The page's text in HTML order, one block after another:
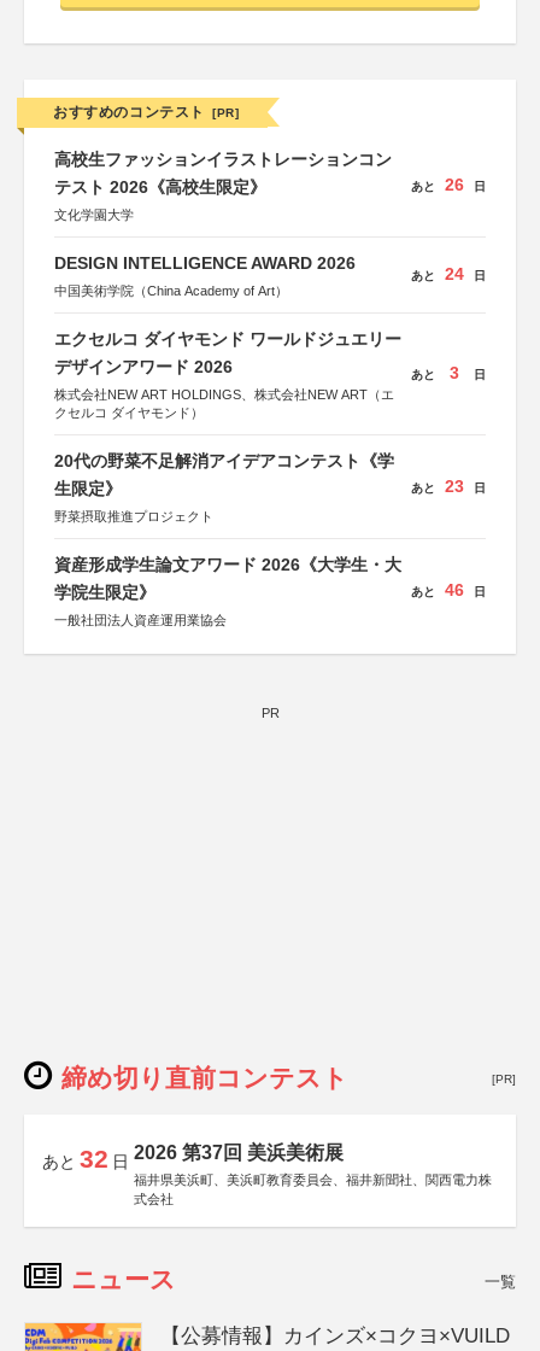
おすすめのコンテスト [PR]
高校生ファッションイラストレーションコン
テスト 2026《高校生限定》
文化学園大学
あと 26 日
DESIGN INTELLIGENCE AWARD 2026
中国美術学院（China Academy of Art）
あと 24 日
エクセルコ ダイヤモンド ワールドジュエリー
デザインアワード 2026
株式会社NEW ART HOLDINGS、株式会社NEW ART（エ
クセルコ ダイヤモンド）
あと 3 日
20代の野菜不足解消アイデアコンテスト《学
生限定》
野菜摂取推進プロジェクト
あと 23 日
資産形成学生論文アワード 2026《大学生・大
学院生限定》
一般社団法人資産運用業協会
あと 46 日
PR
締め切り直前コンテスト [PR]
あと 32 日 2026 第37回 美浜美術展
福井県美浜町、美浜町教育委員会、福井新聞社、関西電力株
式会社
ニュース 一覧
【公募情報】カインズ×コクヨ×VUILD